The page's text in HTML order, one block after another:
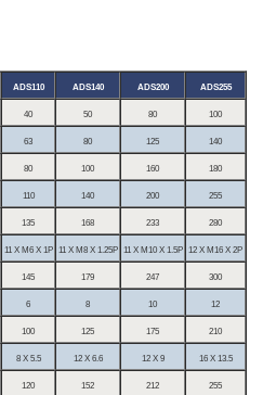
ADS110 ADS140 ADS200 ADS255
40 50 80 100
63 80 125 140
80 100 160 180
110 140 200 255
135 168 233 280
11 X M6 X 1P 11 X M8 X 1.25P 11 X M10 X 1.5P 12 X M16 X 2P
145 179 247 300
6 8 10 12
100 125 175 210
8 X 5.5 12 X 6.6 12 X 9 16 X 13.5
120 152 212 255